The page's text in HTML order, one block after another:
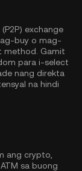
exchange
buy o mag-
method. Gamit
para i-select
nang direkta
na hindi
ang crypto,
sa buong